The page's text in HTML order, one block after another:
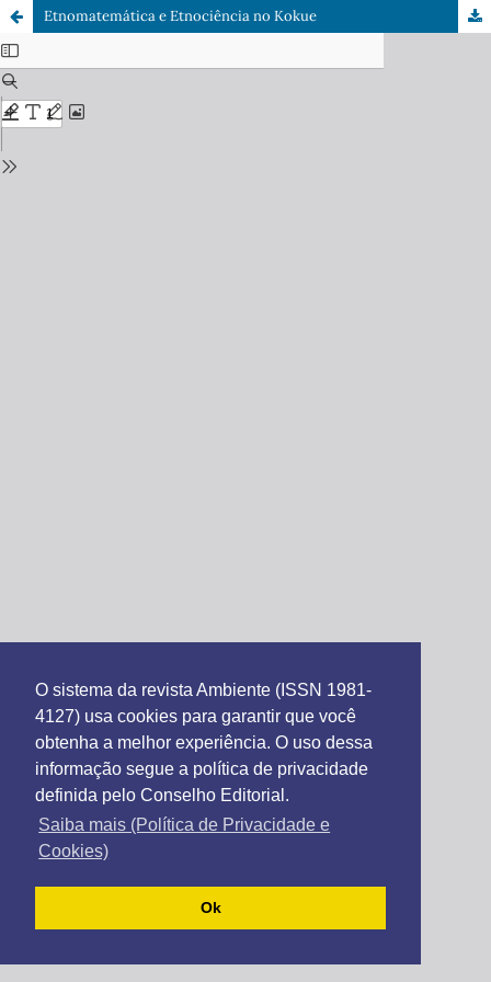
O sistema da revista Ambiente (ISSN 1981-
4127) usa cookies para garantir que você
obtenha a melhor experiência. O uso dessa
informação segue a política de privacidade
definida pelo Conselho Editorial.
Saiba mais (Política de Privacidade e
Cookies)
Ok
Etnomatemática e Etnociência no Kokue